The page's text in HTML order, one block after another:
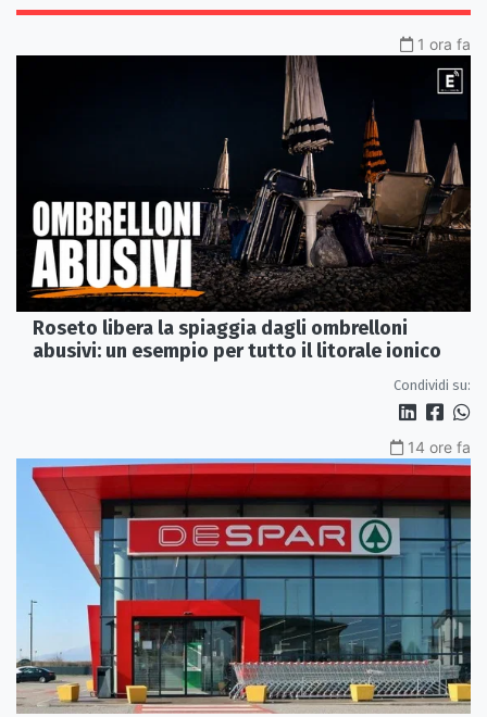
1 ora fa
Roseto libera la spiaggia dagli ombrelloni
abusivi: un esempio per tutto il litorale ionico
Condividi su:
14 ore fa